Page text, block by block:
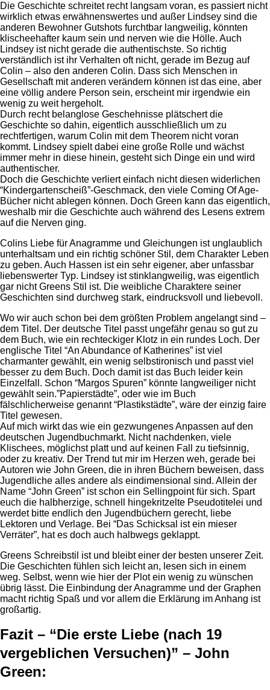
Die Geschichte schreitet recht langsam voran, es passiert nicht
wirklich etwas erwähnenswertes und außer Lindsey sind die
anderen Bewohner Gutshots furchtbar langweilig, könnten
klischeehafter kaum sein und nerven wie die Hölle. Auch
Lindsey ist nicht gerade die authentischste. So richtig
verständlich ist ihr Verhalten oft nicht, gerade im Bezug auf
Colin – also den anderen Colin. Dass sich Menschen in
Gesellschaft mit anderen verändern können ist das eine, aber
eine völlig andere Person sein, erscheint mir irgendwie ein
wenig zu weit hergeholt.
Durch recht belanglose Geschehnisse plätschert die
Geschichte so dahin, eigentlich ausschließlich um zu
rechtfertigen, warum Colin mit dem Theorem nicht voran
kommt. Lindsey spielt dabei eine große Rolle und wächst
immer mehr in diese hinein, gesteht sich Dinge ein und wird
authentischer.
Doch die Geschichte verliert einfach nicht diesen widerlichen
“Kindergartenscheiß”-Geschmack, den viele Coming Of Age-
Bücher nicht ablegen können. Doch Green kann das eigentlich,
weshalb mir die Geschichte auch während des Lesens extrem
auf die Nerven ging.
Colins Liebe für Anagramme und Gleichungen ist unglaublich
unterhaltsam und ein richtig schöner Stil, dem Charakter Leben
zu geben. Auch Hassen ist ein sehr eigener, aber unfassbar
liebenswerter Typ. Lindsey ist stinklangweilig, was eigentlich
gar nicht Greens Stil ist. Die weibliche Charaktere seiner
Geschichten sind durchweg stark, eindrucksvoll und liebevoll.
Wo wir auch schon bei dem größten Problem angelangt sind –
dem Titel. Der deutsche Titel passt ungefähr genau so gut zu
dem Buch, wie ein rechteckiger Klotz in ein rundes Loch. Der
englische Titel “An Abundance of Katherines” ist viel
charmanter gewählt, ein wenig selbstironisch und passt viel
besser zu dem Buch. Doch damit ist das Buch leider kein
Einzelfall. Schon “Margos Spuren” könnte langweiliger nicht
gewählt sein.”Papierstädte”, oder wie im Buch
fälschlicherweise genannt “Plastikstädte”, wäre der einzig faire
Titel gewesen.
Auf mich wirkt das wie ein gezwungenes Anpassen auf den
deutschen Jugendbuchmarkt. Nicht nachdenken, viele
Klischees, möglichst platt und auf keinen Fall zu tiefsinnig,
oder zu kreativ. Der Trend tut mir im Herzen weh, gerade bei
Autoren wie John Green, die in ihren Büchern beweisen, dass
Jugendliche alles andere als eindimensional sind. Allein der
Name “John Green” ist schon ein Sellingpoint für sich. Spart
euch die halbherzige, schnell hingekritzelte Pseudotitelei und
werdet bitte endlich den Jugendbüchern gerecht, liebe
Lektoren und Verlage. Bei “Das Schicksal ist ein mieser
Verräter”, hat es doch auch halbwegs geklappt.
Greens Schreibstil ist und bleibt einer der besten unserer Zeit.
Die Geschichten fühlen sich leicht an, lesen sich in einem
weg. Selbst, wenn wie hier der Plot ein wenig zu wünschen
übrig lässt. Die Einbindung der Anagramme und der Graphen
macht richtig Spaß und vor allem die Erklärung im Anhang ist
großartig.
Fazit – “Die erste Liebe (nach 19
vergeblichen Versuchen)” – John
Green: